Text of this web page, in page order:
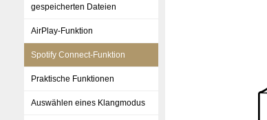
gespeicherten Dateien
AirPlay-Funktion
Spotify Connect-Funktion
Praktische Funktionen
Auswählen eines Klangmodus